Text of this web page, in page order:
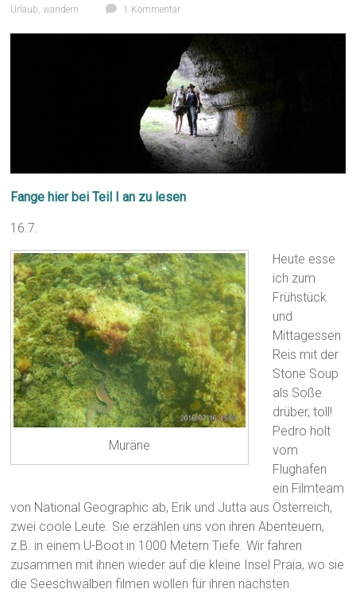
Urlaub,wandern 1 Kommentar
Fange hier bei Teil I an zu lesen
16.7.
Muräne
Heute esse
ich zum
Frühstück
und
Mittagessen
Reis mit der
Stone Soup
als Soße
drüber, toll!
Pedro holt
vom
Flughafen
ein Filmteam
von National Geographic ab, Erik und Jutta aus Österreich,
zwei coole Leute. Sie erzählen uns von ihren Abenteuern,
z.B. in einem U-Boot in 1000 Metern Tiefe. Wir fahren
zusammen mit ihnen wieder auf die kleine Insel Praia, wo sie
die Seeschwalben filmen wollen für ihren nächsten